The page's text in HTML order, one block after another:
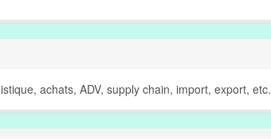
achats, ADV, supply chain, import, export, etc.